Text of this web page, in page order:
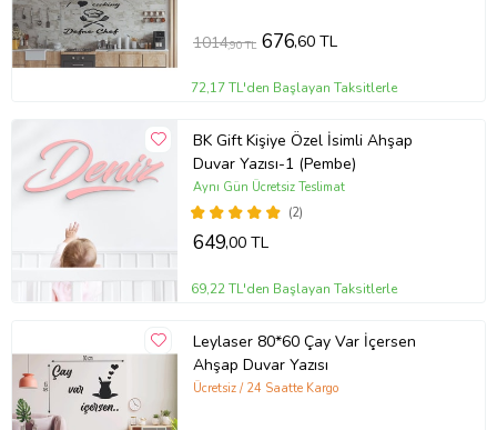
1014,90 TL 676,60 TL
72,17 TL'den Başlayan Taksitlerle
BK Gift Kişiye Özel İsimli Ahşap
Duvar Yazısı-1 (Pembe)
(2)
Aynı Gün Ücretsiz Teslimat
649,00 TL
69,22 TL'den Başlayan Taksitlerle
Leylaser 80*60 Çay Var İçersen
Ahşap Duvar Yazısı
Ücretsiz / 24 Saatte Kargo